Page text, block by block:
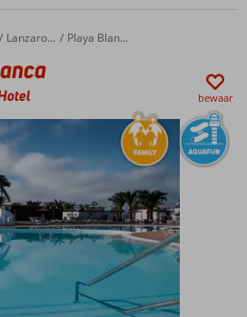
Lanzarote Playa Blanca
bewaar